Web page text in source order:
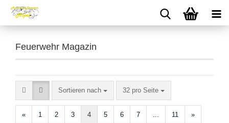
Feuerwehr Magazin
Sortieren nach
Sortieren nach 32 pro Seite
pro Seite
« 1 2 3 4 5 6 7 ... 11 »